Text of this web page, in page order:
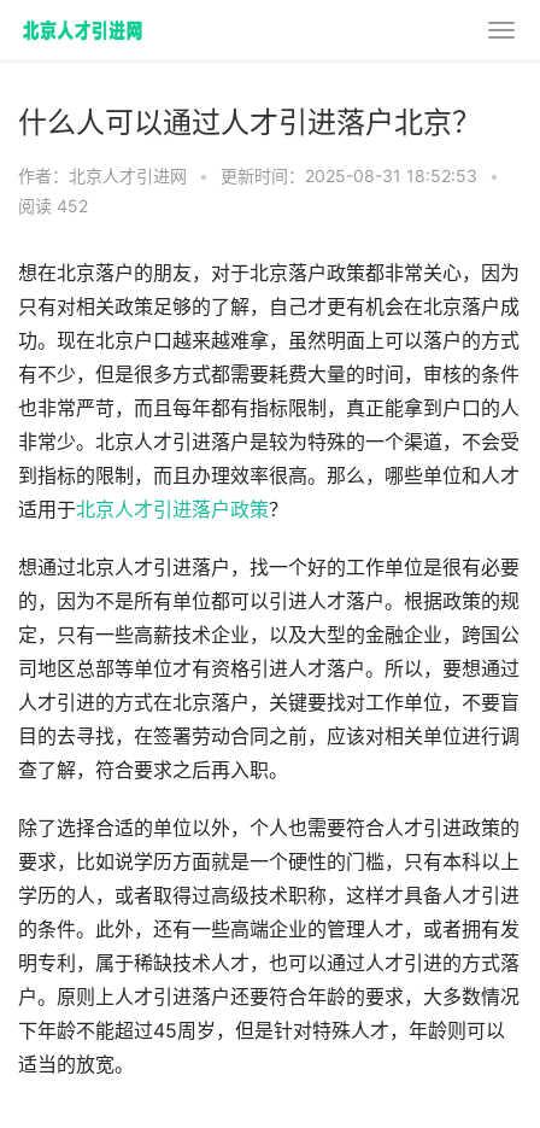
什么人可以通过人才引进落户北京？
作者：北京人才引进网 • 更新时间：2025-08-31 18:52:53
•
阅读 452
想在北京落户的朋友，对于北京落户政策都非常关心，因为
只有对相关政策足够的了解，自己才更有机会在北京落户成
功。现在北京户口越来越难拿，虽然明面上可以落户的方式
有不少，但是很多方式都需要耗费大量的时间，审核的条件
也非常严苛，而且每年都有指标限制，真正能拿到户口的人
非常少。北京人才引进落户是较为特殊的一个渠道，不会受
到指标的限制，而且办理效率很高。那么，哪些单位和人才
适用于北京人才引进落户政策？
想通过北京人才引进落户，找一个好的工作单位是很有必要
的，因为不是所有单位都可以引进人才落户。根据政策的规
定，只有一些高薪技术企业，以及大型的金融企业，跨国公
司地区总部等单位才有资格引进人才落户。所以，要想通过
人才引进的方式在北京落户，关键要找对工作单位，不要盲
目的去寻找，在签署劳动合同之前，应该对相关单位进行调
查了解，符合要求之后再入职。
除了选择合适的单位以外，个人也需要符合人才引进政策的
要求，比如说学历方面就是一个硬性的门槛，只有本科以上
学历的人，或者取得过高级技术职称，这样才具备人才引进
的条件。此外，还有一些高端企业的管理人才，或者拥有发
明专利，属于稀缺技术人才，也可以通过人才引进的方式落
户。原则上人才引进落户还要符合年龄的要求，大多数情况
下年龄不能超过45周岁，但是针对特殊人才，年龄则可以
适当的放宽。